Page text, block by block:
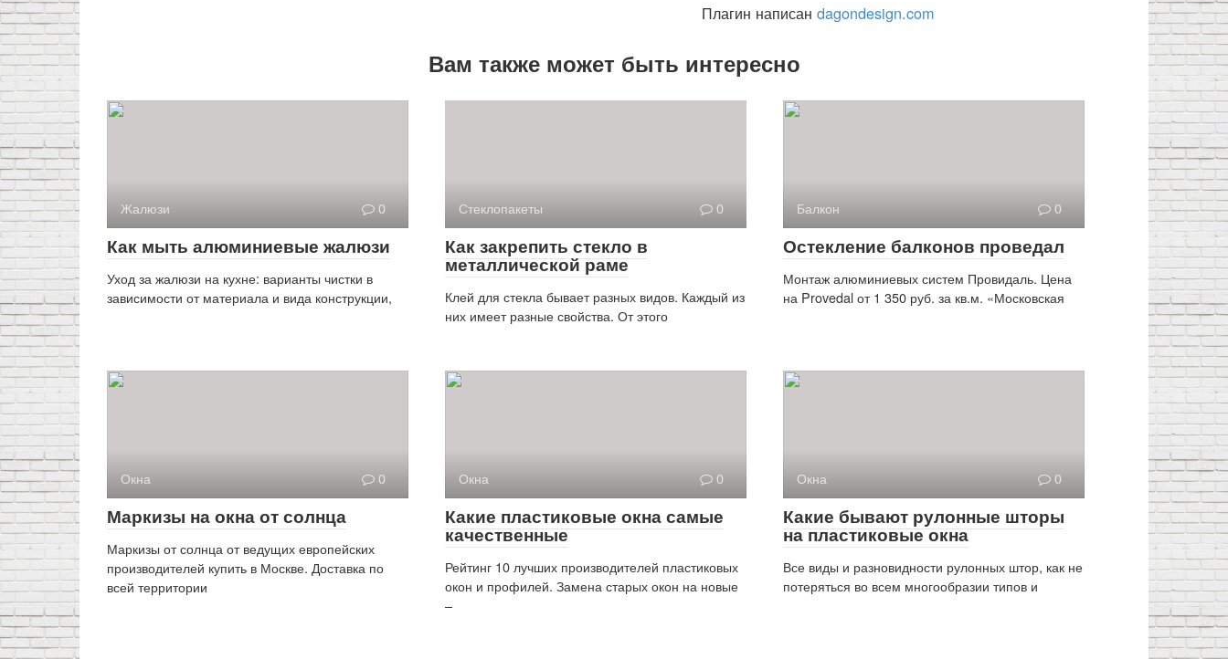
Плагин написан dagondesign.com
Вам также может быть интересно
Жалюзи 0
Как мыть алюминиевые жалюзи
Уход за жалюзи на кухне: варианты чистки в
зависимости от материала и вида конструкции,
Стеклопакеты 0
Как закрепить стекло в
металлической раме
Клей для стекла бывает разных видов. Каждый из
них имеет разные свойства. От этого
Балкон 0
Остекление балконов проведал
Монтаж алюминиевых систем Провидаль. Цена
на Provedal от 1 350 руб. за кв.м. «Московская
Окна 0
Маркизы на окна от солнца
Маркизы от солнца от ведущих европейских
производителей купить в Москве. Доставка по
всей территории
Окна 0
Какие пластиковые окна самые
качественные
Рейтинг 10 лучших производителей пластиковых
окон и профилей. Замена старых окон на новые
–
Окна 0
Какие бывают рулонные шторы
на пластиковые окна
Все виды и разновидности рулонных штор, как не
потеряться во всем многообразии типов и